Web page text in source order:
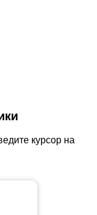
курсор на